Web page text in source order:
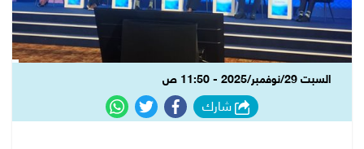
السبت 29/نوفمبر/2025 - 11:50 ص
شارك